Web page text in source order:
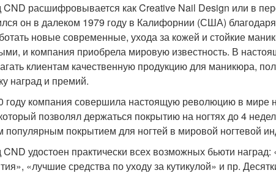
расшифровывается как Creative Nail Design или в
он в далеком 1979 году в Калифорнии (США)
новые современные, ухода за кожей и стойкие
и компания приобрела мировую известность. В
клиентам качественную продукцию для маникюра,
наград и премий.
году компания совершила настоящую революцию в мире
позволял держаться покрытию на ногтях до 4
покрытием для ногтей в мировой ногтевой
удостоен практически всех возможных бьюти
«лучшие средства по уходу за кутикулой» и пр.